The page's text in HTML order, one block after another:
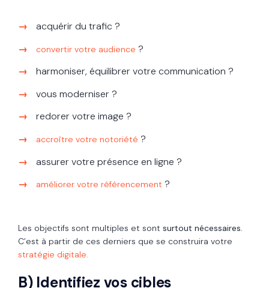
acquérir du trafic ?
convertir votre audience ?
harmoniser, équilibrer votre communication ?
vous moderniser ?
redorer votre image ?
accroître votre notoriété ?
assurer votre présence en ligne ?
améliorer votre référencement ?
Les objectifs sont multiples et sont surtout nécessaires.
C’est à partir de ces derniers que se construira votre
stratégie digitale.
B) Identifiez vos cibles